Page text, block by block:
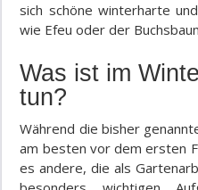
sich schöne winterharte
wie Efeu oder der
Was ist im
tun?
Während die bisher
am besten vor dem ersten
es andere, die als